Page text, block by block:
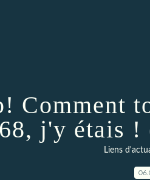
Comment
68, j'y étais !
Liens